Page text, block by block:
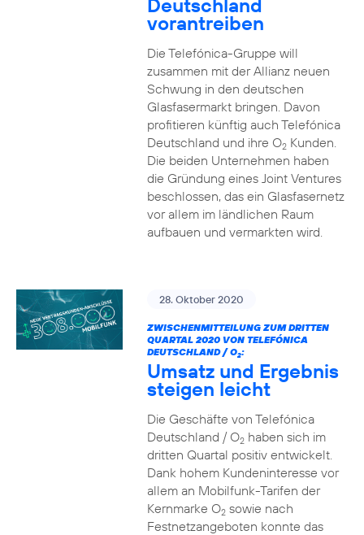
Deutschland
vorantreiben
Die Telefónica-Gruppe will
zusammen mit der Allianz neuen
Schwung in den deutschen
Glasfasermarkt bringen. Davon
profitieren künftig auch Telefónica
Deutschland und ihre O2Kunden.
Die beiden Unternehmen haben
die Gründung eines Joint Ventures
beschlossen, das ein Glasfasernetz
vor allem im ländlichen Raum
aufbauen und vermarkten wird.
28. Oktober 2020
ZWISCHENMITTEILUNG ZUM DRITTEN
QUARTAL 2020 VON TELEFÓNICA
DEUTSCHLAND / O2:
Umsatz und Ergebnis
steigen leicht
Die Geschäfte von Telefónica
Deutschland / O2haben sich im
dritten Quartal positiv entwickelt.
Dank hohem Kundeninteresse vor
allem an Mobilfunk-Tarifen der
Kernmarke O2sowie nach
Festnetzangeboten konnte das